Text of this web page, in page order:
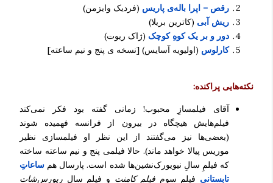
رقص – اپرا باله‌ی پاریس (فردیک وایزمن)
ریش آبی (کاترین بریلا)
دور و بر یک کوهِ کوچک (ژاک ریوت)
کارلوس (اولیویه آسایس) [نسخه ی پنج و نیم ساعته]
نکته‌هایی پراکنده:
آقای فیلمسازِ محبوب! زمانی گفته بود فکر نمی‌کند
فیلم‌هایش هیچگاه در بیرون از فرانسه فهمیده شوند
(بعضی‌ها نیز می‌گفتند از این نظر او فیلمسازی نظیر
موریس پیالا خواهد ماند). حالا فیلمی پنج و نیم ساعته ساخته
که فیلمِ سالِ نیویورک‌نشین‌ها شده است. پارسال هم ساعاتِ
تابستانی فیلم سومِ فیلم کامنت و فیلم سالِ ریورس‌شات